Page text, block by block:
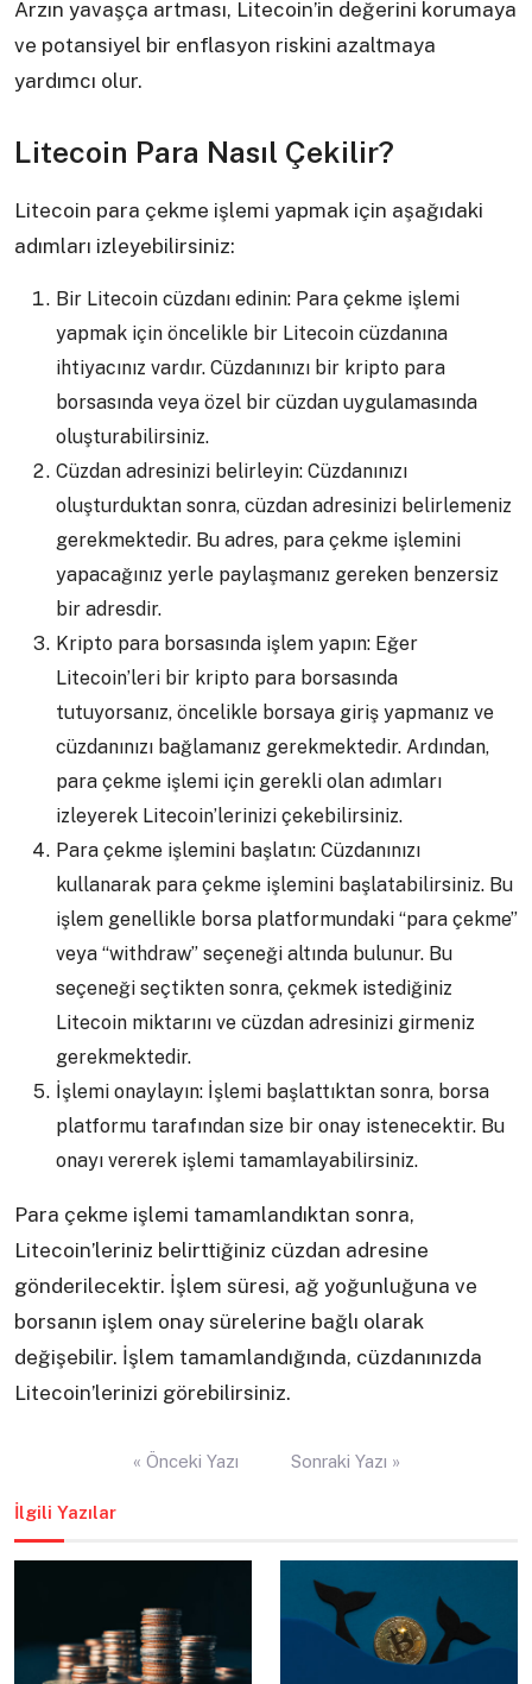
Arzın yavaşça artması, Litecoin’in değerini korumaya
ve potansiyel bir enflasyon riskini azaltmaya
yardımcı olur.
Litecoin Para Nasıl Çekilir?
Litecoin para çekme işlemi yapmak için aşağıdaki
adımları izleyebilirsiniz:
Bir Litecoin cüzdanı edinin: Para çekme işlemi
yapmak için öncelikle bir Litecoin cüzdanına
ihtiyacınız vardır. Cüzdanınızı bir kripto para
borsasında veya özel bir cüzdan uygulamasında
oluşturabilirsiniz.
Cüzdan adresinizi belirleyin: Cüzdanınızı
oluşturduktan sonra, cüzdan adresinizi belirlemeniz
gerekmektedir. Bu adres, para çekme işlemini
yapacağınız yerle paylaşmanız gereken benzersiz
bir adresdir.
Kripto para borsasında işlem yapın: Eğer
Litecoin’leri bir kripto para borsasında
tutuyorsanız, öncelikle borsaya giriş yapmanız ve
cüzdanınızı bağlamanız gerekmektedir. Ardından,
para çekme işlemi için gerekli olan adımları
izleyerek Litecoin’lerinizi çekebilirsiniz.
Para çekme işlemini başlatın: Cüzdanınızı
kullanarak para çekme işlemini başlatabilirsiniz. Bu
işlem genellikle borsa platformundaki “para çekme”
veya “withdraw” seçeneği altında bulunur. Bu
seçeneği seçtikten sonra, çekmek istediğiniz
Litecoin miktarını ve cüzdan adresinizi girmeniz
gerekmektedir.
İşlemi onaylayın: İşlemi başlattıktan sonra, borsa
platformu tarafından size bir onay istenecektir. Bu
onayı vererek işlemi tamamlayabilirsiniz.
Para çekme işlemi tamamlandıktan sonra,
Litecoin’leriniz belirttiğiniz cüzdan adresine
gönderilecektir. İşlem süresi, ağ yoğunluğuna ve
borsanın işlem onay sürelerine bağlı olarak
değişebilir. İşlem tamamlandığında, cüzdanınızda
Litecoin’lerinizi görebilirsiniz.
« Önceki Yazı Sonraki Yazı »
İlgili Yazılar